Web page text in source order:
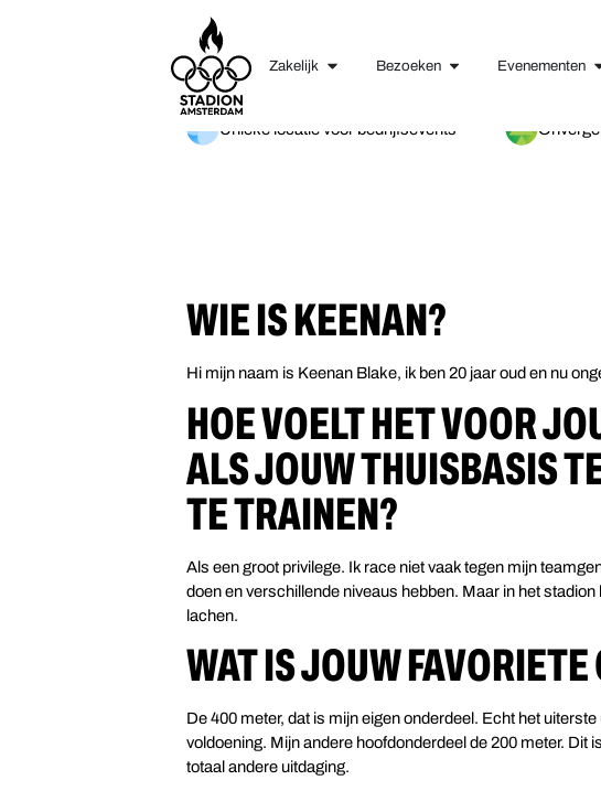
Zakelijk Bezoeken Evenementen
Unieke locatie voor bedrijfsevents
WIE IS KEENAN?
Hi mijn naam is Keenan Blake, ik ben 20 jaar oud en nu
HOE VOELT HET VOOR
ALS JOUW THUISBASIS
TE TRAINEN?
Als een groot privilege. Ik race niet vaak tegen mijn
doen en verschillende niveaus hebben. Maar in het
lachen.
WAT IS JOUW
De 400 meter, dat is mijn eigen onderdeel. Echt het
voldoening. Mijn andere hoofdonderdeel de 200 meter. Dit
totaal andere uitdaging.